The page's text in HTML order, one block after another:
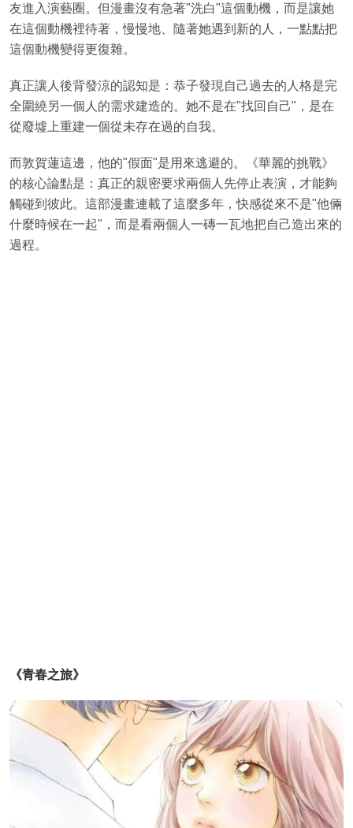
友進入演藝圈。但漫畫沒有急著"洗白"這個動機，而是讓她
在這個動機裡待著，慢慢地、隨著她遇到新的人，一點點把
這個動機變得更復雜。
真正讓人後背發涼的認知是：恭子發現自己過去的人格是完
全圍繞另一個人的需求建造的。她不是在"找回自己"，是在
從廢墟上重建一個從未存在過的自我。
而敦賀蓮這邊，他的"假面"是用來逃避的。《華麗的挑戰》
的核心論點是：真正的親密要求兩個人先停止表演，才能夠
觸碰到彼此。這部漫畫連載了這麼多年，快感從來不是"他倆
什麼時候在一起"，而是看兩個人一磚一瓦地把自己造出來的
過程。
《青春之旅》